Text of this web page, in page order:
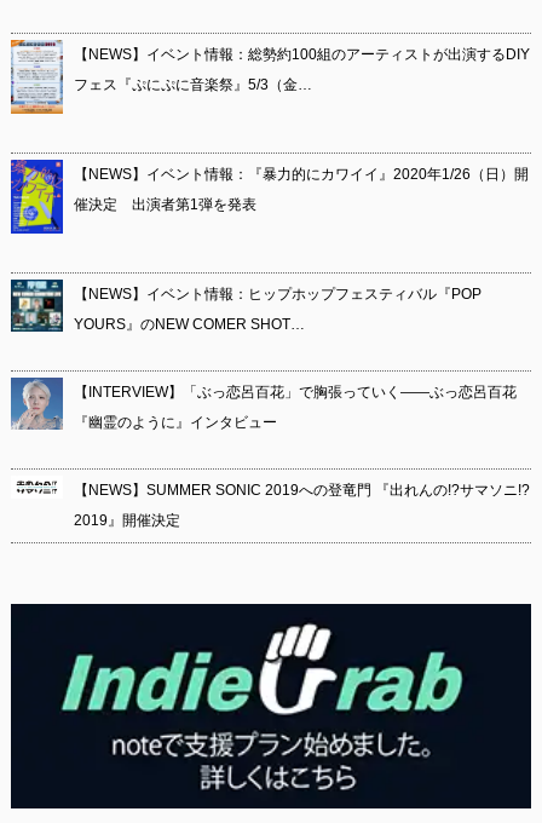
【NEWS】イベント情報：総勢約100組のアーティストが出演するDIY
フェス『ぷにぷに音楽祭』5/3（金…
【NEWS】イベント情報：『暴力的にカワイイ』2020年1/26（日）開
催決定 出演者第1弾を発表
【NEWS】イベント情報：ヒップホップフェスティバル『POP
YOURS』のNEW COMER SHOT…
【INTERVIEW】「ぶっ恋呂百花」で胸張っていく――ぶっ恋呂百花
『幽霊のように』インタビュー
【NEWS】SUMMER SONIC 2019への登竜門 『出れんの!?サマソニ!?
2019』開催決定